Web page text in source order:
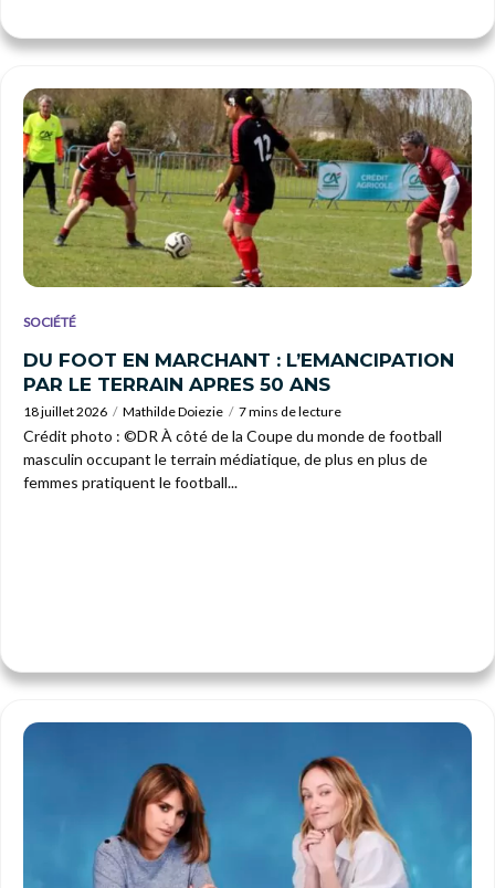
SOCIÉTÉ
DU FOOT EN MARCHANT : L’EMANCIPATION
PAR LE TERRAIN APRES 50 ANS
18 juillet 2026 Mathilde Doiezie 7 mins de lecture
Crédit photo : ©DR À côté de la Coupe du monde de football
masculin occupant le terrain médiatique, de plus en plus de
femmes pratiquent le football...